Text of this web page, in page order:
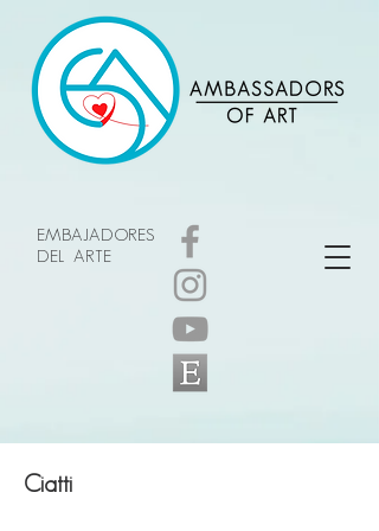
EMBAJADORES
DEL ARTE
Ciatti